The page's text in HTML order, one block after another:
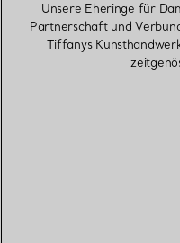
Unsere Eheringe für
Partnerschaft und
Tiffanys